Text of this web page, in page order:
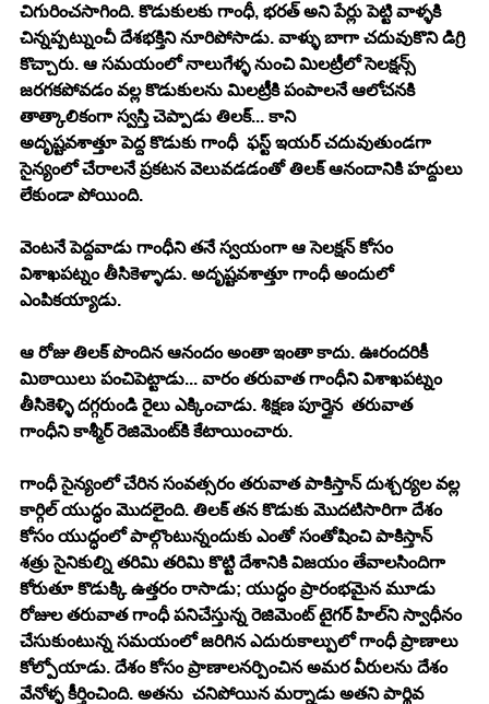
చిగురించ‌సాగింది. కొడుకుల‌కు గాంధీ, భ‌ర‌త్ అని పేర్లు పెట్టి వాళ్ళ‌కి
చిన్న‌ప్ప‌ట్నుంచీ దేశ‌భ‌క్తిని నూరిపోసాడు. వాళ్ళు బాగా చ‌దువుకొని డిగ్రి
కొచ్చారు. ఆ స‌మ‌యంలో నాలుగేళ్ళ నుంచి మిల‌ట్రీలో సెల‌క్ష‌న్స్
జ‌ర‌గ‌క‌పోవ‌డం వ‌ల్ల కొడుకుల‌ను మిల‌ట్రీకి పంపాల‌నే ఆలోచ‌న‌కి
తాత్కాలికంగా స్వ‌స్తి చెప్పాడు తిల‌క్‌... కాని
అదృష్ట‌వ‌శాత్తూ పెద్ద కొడుకు గాంధీ  ఫ‌స్ట్ ఇయ‌ర్ చ‌దువుతుండ‌గా
సైన్యంలో చేరాల‌నే ప్ర‌క‌ట‌న వెలువ‌డ‌డంతో తిల‌క్ ఆనందానికి హ‌ద్దులు
లేకుండా పోయింది.
వెంట‌నే పెద్ద‌వాడు గాంధీని త‌నే స్వ‌యంగా ఆ సెల‌క్ష‌న్ కోసం
విశాఖ‌ప‌ట్నం తీసికెళ్ళాడు. అదృష్ట‌వ‌శాత్తూ గాంధీ అందులో
ఎంపిక‌య్యాడు.
ఆ రోజు తిల‌క్ పొందిన ఆనందం అంతా ఇంతా కాదు. ఊరంద‌రికీ
మిఠాయిలు పంచిపెట్టాడు... వారం త‌రువాత గాంధీని విశాఖ‌ప‌ట్నం
తీసికెళ్ళి ద‌గ్గ‌రుండి రైలు ఎక్కించాడు. శిక్ష‌ణ పూర్తైన  త‌రువాత
గాంధీని కాశ్మీర్ రెజిమెంట్‌కి కేటాయించారు.
గాంధీ సైన్యంలో చేరిన సంవత్స‌రం త‌రువాత పాకిస్తాన్ దుశ్చ‌ర్య‌ల వ‌ల్ల
కార్గిల్ యుద్ధం మొద‌లైంది. తిల‌క్ త‌న కొడుకు మొద‌టిసారిగా దేశం
కోసం యుద్ధంలో పాల్గొంటున్నందుకు ఎంతో సంతోషించి పాకిస్తాన్
శత్రు సైనికుల్ని త‌రిమి త‌రిమి కొట్టి దేశానికి విజ‌యం తేవాల‌సిందిగా
కోరుతూ కొడుక్కి ఉత్త‌రం రాసాడు; యుద్ధం ప్రారంభ‌మైన మూడు
రోజుల త‌రువాత గాంధీ ప‌నిచేస్తున్న రెజిమెంట్ టైగ‌ర్ హిల్‌ని స్వాధీనం
చేసుకుంటున్న స‌మ‌యంలో జ‌రిగిన ఎదురుకాల్పులో గాంధీ ప్రాణాలు
కోల్పోయాడు. దేశం కోసం ప్రాణాలన‌ర్పించిన అమ‌ర వీరుల‌ను దేశం
వేనోళ్ళ కీర్తించింది. అత‌ను  చ‌నిపోయిన మ‌ర్నాడు అత‌ని పార్థివ